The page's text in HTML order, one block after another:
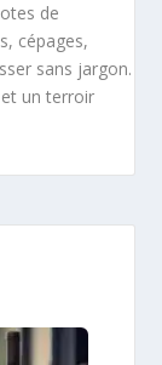
de
cépages,
sans jargon.
un terroir